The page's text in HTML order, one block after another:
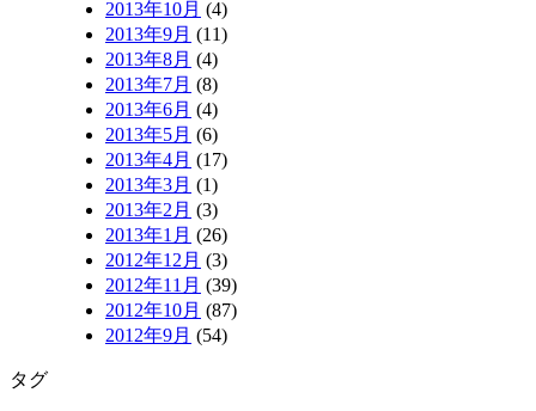
2013年10月 (4)
2013年9月 (11)
2013年8月 (4)
2013年7月 (8)
2013年6月 (4)
2013年5月 (6)
2013年4月 (17)
2013年3月 (1)
2013年2月 (3)
2013年1月 (26)
2012年12月 (3)
2012年11月 (39)
2012年10月 (87)
2012年9月 (54)
タグ